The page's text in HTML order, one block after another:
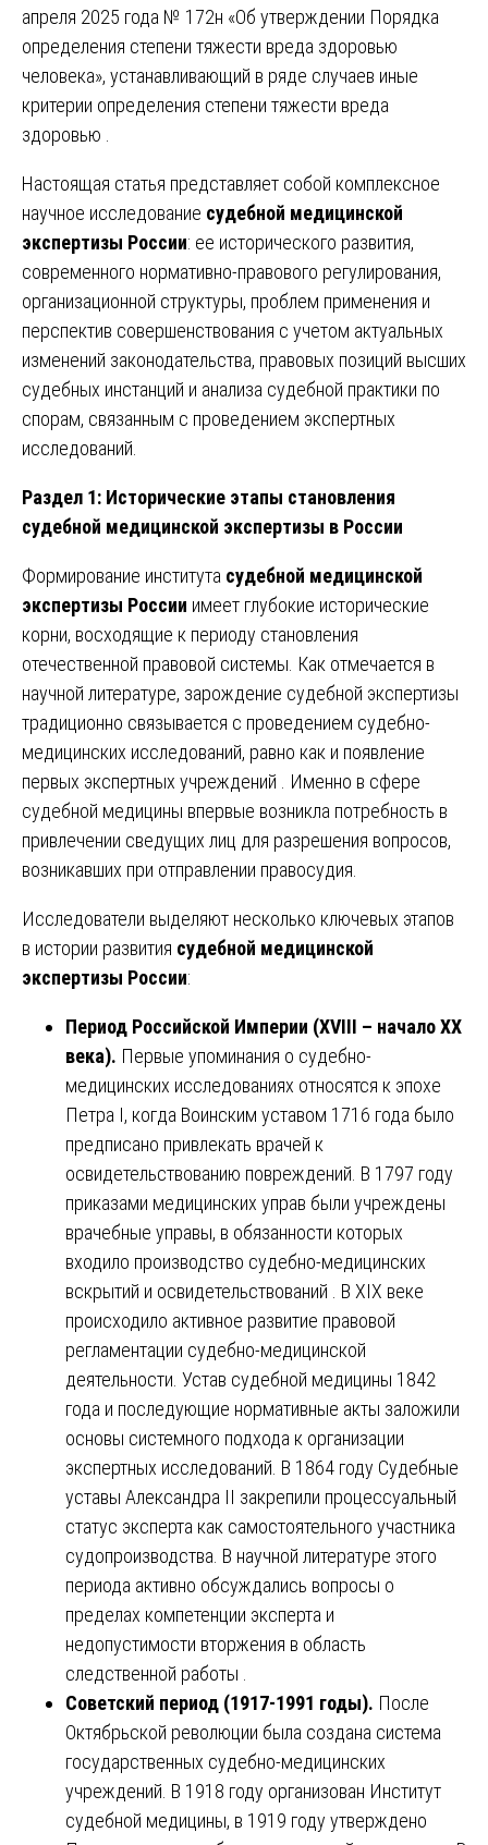
апреля 2025 года № 172н «Об утверждении Порядка
определения степени тяжести вреда здоровью
человека», устанавливающий в ряде случаев иные
критерии определения степени тяжести вреда
здоровью .
Настоящая статья представляет собой комплексное
научное исследование судебной медицинской
экспертизы России: ее исторического развития,
современного нормативно-правового регулирования,
организационной структуры, проблем применения и
перспектив совершенствования с учетом актуальных
изменений законодательства, правовых позиций высших
судебных инстанций и анализа судебной практики по
спорам, связанным с проведением экспертных
исследований.
Раздел 1: Исторические этапы становления
судебной медицинской экспертизы в России
Формирование института судебной медицинской
экспертизы России имеет глубокие исторические
корни, восходящие к периоду становления
отечественной правовой системы. Как отмечается в
научной литературе, зарождение судебной экспертизы
традиционно связывается с проведением судебно-
медицинских исследований, равно как и появление
первых экспертных учреждений . Именно в сфере
судебной медицины впервые возникла потребность в
привлечении сведущих лиц для разрешения вопросов,
возникавших при отправлении правосудия.
Исследователи выделяют несколько ключевых этапов
в истории развития судебной медицинской
экспертизы России:
Период Российской Империи (XVIII – начало XX
века). Первые упоминания о судебно-
медицинских исследованиях относятся к эпохе
Петра I, когда Воинским уставом 1716 года было
предписано привлекать врачей к
освидетельствованию повреждений. В 1797 году
приказами медицинских управ были учреждены
врачебные управы, в обязанности которых
входило производство судебно-медицинских
вскрытий и освидетельствований . В XIX веке
происходило активное развитие правовой
регламентации судебно-медицинской
деятельности. Устав судебной медицины 1842
года и последующие нормативные акты заложили
основы системного подхода к организации
экспертных исследований. В 1864 году Судебные
уставы Александра II закрепили процессуальный
статус эксперта как самостоятельного участника
судопроизводства. В научной литературе этого
периода активно обсуждались вопросы о
пределах компетенции эксперта и
недопустимости вторжения в область
следственной работы .
Советский период (1917-1991 годы). После
Октябрьской революции была создана система
государственных судебно-медицинских
учреждений. В 1918 году организован Институт
судебной медицины, в 1919 году утверждено